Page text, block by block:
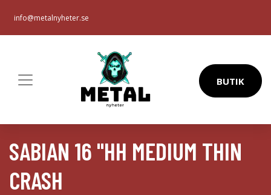
info@metalnyheter.se
BUTIK
SABIAN 16 "HH MEDIUM THIN
CRASH